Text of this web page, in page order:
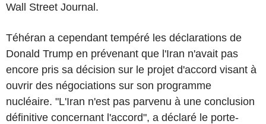
Wall Street Journal.
Téhéran a cependant tempéré les déclarations de
Donald Trump en prévenant que l'Iran n'avait pas
encore pris sa décision sur le projet d'accord visant à
ouvrir des négociations sur son programme
nucléaire. "L'Iran n'est pas parvenu à une conclusion
définitive concernant l'accord", a déclaré le porte-